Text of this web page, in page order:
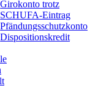
Girokonto trotz
SCHUFA-Eintrag
Pfändungsschutzkonto
Dispositionskredit